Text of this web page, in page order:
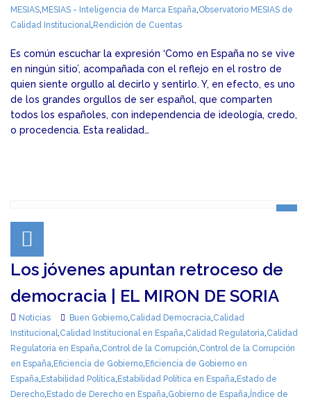
MESIAS, MESIAS - Inteligencia de Marca España,Observatorio MESIAS de
Calidad Institucional, Rendición de Cuentas
Es común escuchar la expresión ‘Como en España no se vive
en ningún sitio’, acompañada con el reflejo en el rostro de
quien siente orgullo al decirlo y sentirlo. Y, en efecto, es uno
de los grandes orgullos de ser español, que comparten
todos los españoles, con independencia de ideología, credo,
o procedencia. Esta realidad…
Los jóvenes apuntan retroceso de
democracia | EL MIRON DE SORIA
Noticias Buen Gobierno,Calidad Democracia,Calidad
Institucional,Calidad Institucional en España,Calidad Regulatoria,Calidad
Regulatoria en España,Control de la Corrupción,Control de la Corrupción
en España, Eficiencia de Gobierno, Eficiencia de Gobierno en
España, Estabilidad Política, Estabilidad Política en España, Estado de
Derecho, Estado de Derecho en España,Gobierno de España, Índice de